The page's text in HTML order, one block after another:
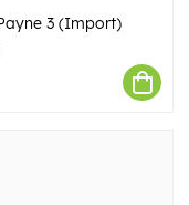
3 (Import)